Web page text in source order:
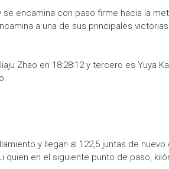
encamina con paso firme hacia la
a una de sus principales
Zhao en 18:28:12 y tercero es Yuya
y llegan al 122,5 juntas de
en el siguiente punto de paso,